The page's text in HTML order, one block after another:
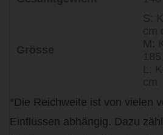
Grösse
S:
cm
M:
L:
cm
*Die Reichweite ist von vielen
Einflüssen abhängig. Dazu